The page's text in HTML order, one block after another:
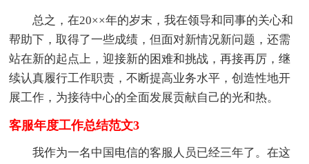
总之，在20××年的岁末，我在领导和同事的关心和
帮助下，取得了一些成绩，但面对新情况新问题，还需
站在新的起点上，迎接新的困难和挑战，再接再厉，继
续认真履行工作职责，不断提高业务水平，创造性地开
展工作，为接待中心的全面发展贡献自己的光和热。
客服年度工作总结范文3
我作为一名中国电信的客服人员已经三年了。在这